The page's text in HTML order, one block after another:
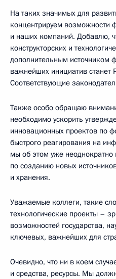
На таких значимых для
концентрируем возможности
и наших компаний. Добавлю,
конструкторских и
дополнительным источником
важнейших инициатив станет
Соответствующие
Также особо обращаю
необходимо ускорить
инновационных проектов по
быстрого реагирования на
мы об этом уже
по созданию новых
и хранения.
Уважаемые коллеги, такие
технологические проекты –
возможностей государства,
ключевых, важнейших для
Очевидно, что ни в коем
и средства, ресурсы. Мы